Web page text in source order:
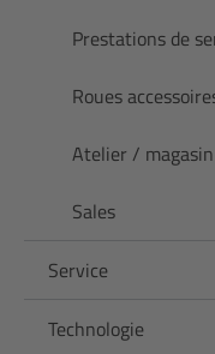
Prestations de
Roues
Atelier / magasin
Sales
Service
Technologie